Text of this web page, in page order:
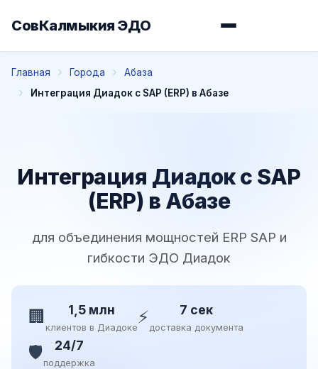
СовКалмыкия ЭДО
Главная Города
Абаза
Интеграция Диадок с SAP (ERP) в Абазе
Интеграция Диадок с SAP
(ERP) в Абазе
для объединения мощностей ERP SAP и
гибкости ЭДО Диадок
🏢 1,5 млн
клиентов в Диадоке⚡ 7 сек
доставка документа
🛡️ 24/7
поддержка